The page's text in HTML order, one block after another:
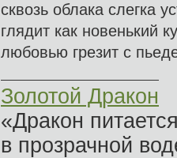
сквозь облака слегка
глядит как новенький
любовью грезит с
Золотой Дракон
«Дракон
в прозрачной